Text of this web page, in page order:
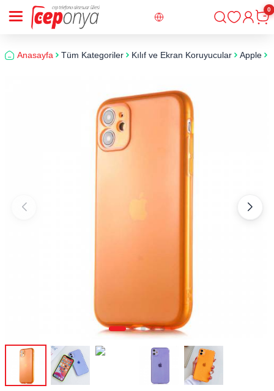
Giriş
0
Anasayfa Tüm Kategoriler Kılıf ve Ekran Koruyucular Apple